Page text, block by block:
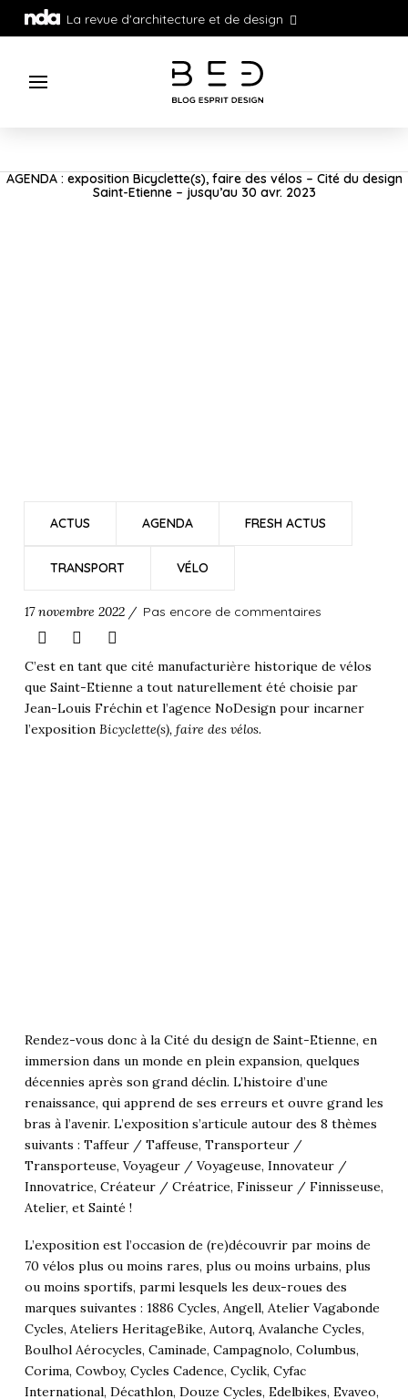
La revue d'architecture et de design
AGENDA : exposition Bicyclette(s), faire des vélos – Cité du design
Saint-Etienne – jusqu’au 30 avr. 2023
ACTUS AGENDA FRESH ACTUS
TRANSPORT VÉLO
17 novembre 2022 / Pas encore de commentaires
C’est en tant que cité manufacturière historique de vélos
que Saint-Etienne a tout naturellement été choisie par
Jean-Louis Fréchin et l’agence NoDesign pour incarner
l’exposition Bicyclette(s), faire des vélos.
Rendez-vous donc à la Cité du design de Saint-Etienne, en
immersion dans un monde en plein expansion, quelques
décennies après son grand déclin. L’histoire d’une
renaissance, qui apprend de ses erreurs et ouvre grand les
bras à l’avenir. L’exposition s’articule autour des 8 thèmes
suivants : Taffeur / Taffeuse, Transporteur /
Transporteuse, Voyageur / Voyageuse, Innovateur /
Innovatrice, Créateur / Créatrice, Finisseur / Finnisseuse,
Atelier, et Sainté !
L’exposition est l’occasion de (re)découvrir par moins de
70 vélos plus ou moins rares, plus ou moins urbains, plus
ou moins sportifs, parmi lesquels les deux-roues des
marques suivantes : 1886 Cycles, Angell, Atelier Vagabonde
Cycles, Ateliers HeritageBike, Autorq, Avalanche Cycles,
Boulhol Aérocycles, Caminade, Campagnolo, Columbus,
Corima, Cowboy, Cycles Cadence, Cyclik, Cyfac
International, Décathlon, Douze Cycles, Edelbikes, Evaveo,